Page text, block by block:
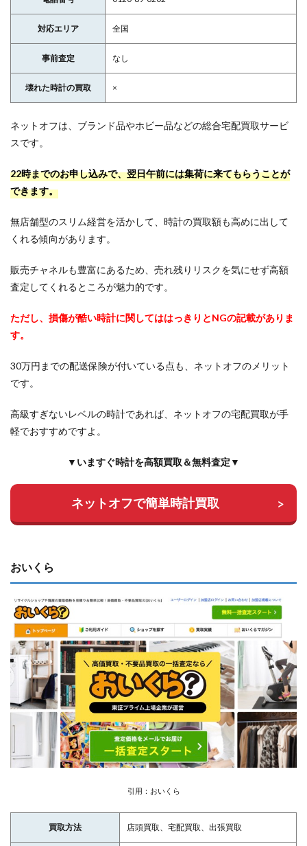
対応エリア 全国
事前査定 なし
壊れた時計の買取 ×
ネットオフは、ブランド品やホビー品などの総合宅配買取サービ
スです。
22時までのお申し込みで、翌日午前には集荷に来てもらうことが
できます。
無店舗型のスリム経営を活かして、時計の買取額も高めに出して
くれる傾向があります。
販売チャネルも豊富にあるため、売れ残りリスクを気にせず高額
査定してくれるところが魅力的です。
ただし、損傷が酷い時計に関してははっきりとNGの記載がありま
す。
30万円までの配送保険が付いている点も、ネットオフのメリット
です。
高級すぎないレベルの時計であれば、ネットオフの宅配買取が手
軽でおすすめですよ。
▼いますぐ時計を高額買取＆無料査定▼
ネットオフで簡単時計買取
おいくら
引用：おいくら
買取方法 店頭買取、宅配買取、出張買取